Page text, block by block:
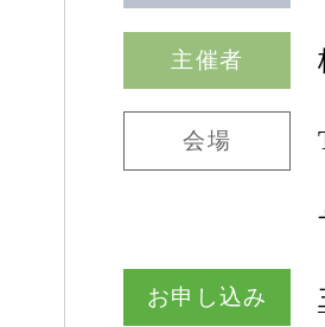
主催者
会場
お申し込み